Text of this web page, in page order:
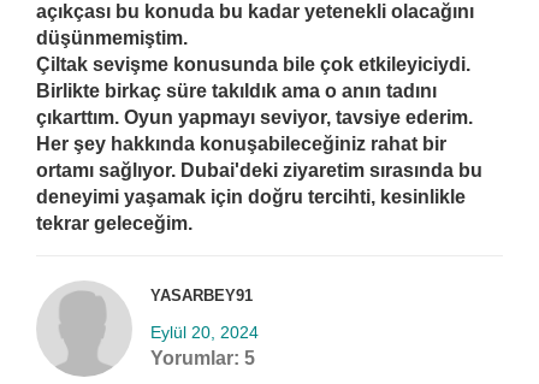
açıkçası bu konuda bu kadar yetenekli olacağını
düşünmemiştim.
Çiltak sevişme konusunda bile çok etkileyiciydi.
Birlikte birkaç süre takıldık ama o anın tadını
çıkarttım. Oyun yapmayı seviyor, tavsiye ederim.
Her şey hakkında konuşabileceğiniz rahat bir
ortamı sağlıyor. Dubai'deki ziyaretim sırasında bu
deneyimi yaşamak için doğru tercihti, kesinlikle
tekrar geleceğim.
YASARBEY91
Eylül 20, 2024
Yorumlar: 5